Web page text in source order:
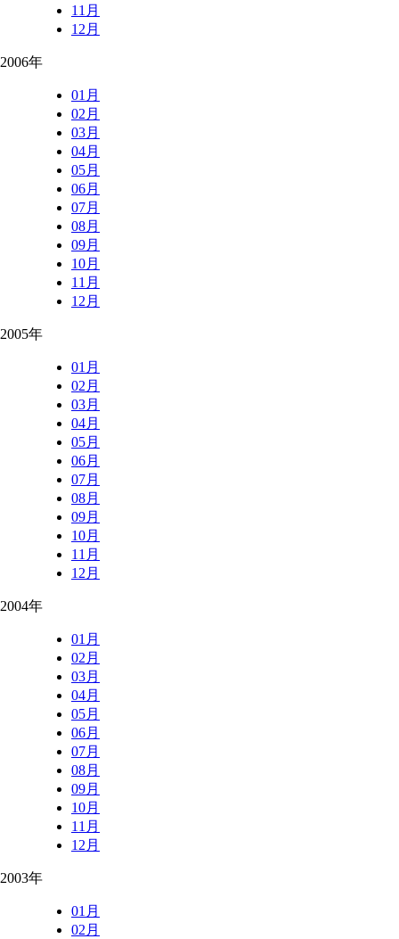
11月
12月
2006年
01月
02月
03月
04月
05月
06月
07月
08月
09月
10月
11月
12月
2005年
01月
02月
03月
04月
05月
06月
07月
08月
09月
10月
11月
12月
2004年
01月
02月
03月
04月
05月
06月
07月
08月
09月
10月
11月
12月
2003年
01月
02月